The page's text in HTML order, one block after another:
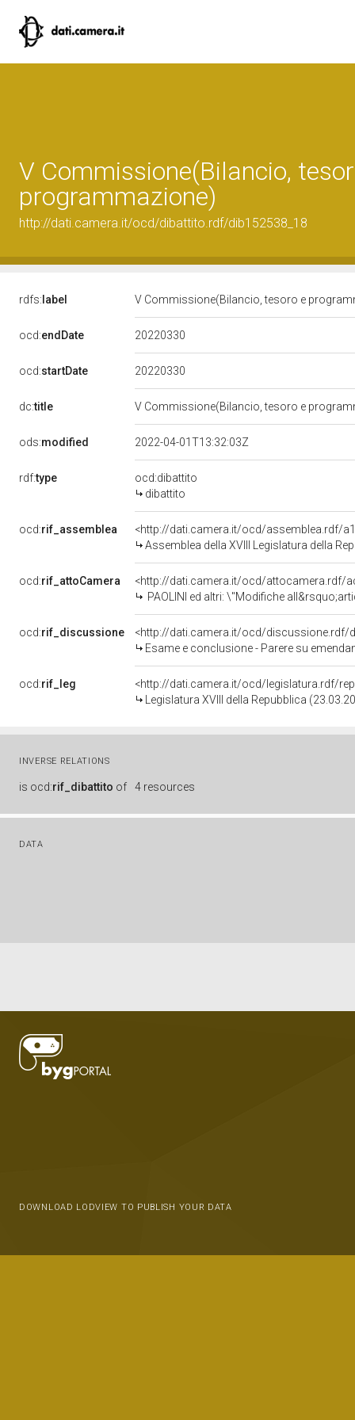
V Commissione(Bilancio,
programmazione)
http://dati.camera.it/ocd/dibattito.rdf/dib152538_18
rdfs: label V Commissione(Bilancio, tesoro e
ocd:endDate 20220330
ocd:startDate 20220330
dc:title V Commissione(Bilancio, tesoro e
ods:modified 2022-04-01T13:32:03Z
rdf:type
ocd:dibattito
dibattito
ocd:rif_assemblea
<http://dati.camera.it/ocd/assemblea.rdf/
Assemblea della XVIII Legislatura della
ocd:rif_attoCamera
<http://dati.camera.it/ocd/attocamera.rdf/
PAOLINI ed altri: \"Modifiche all&rsquo;articolo 4-&lt;em&gt;bis&lt;/em&gt; della legge 26 luglio 1975, n. 354,
ocd:rif_discussione
<http://dati.camera.it/ocd/discussione.rdf/
Esame e conclusione - Parere su emendamenti - Modifiche alla legge 26 luglio 1975, n. 354, al decreto-legge 13 maggio 1991,
ocd:rif_leg
<http://dati.camera.it/ocd/legislatura.rdf/
Legislatura XVIII della Repubblica
INVERSE RELATIONS
is ocd:rif_dibattito of 4 resources
DATA
DOWNLOAD LODVIEW TO PUBLISH YOUR DATA